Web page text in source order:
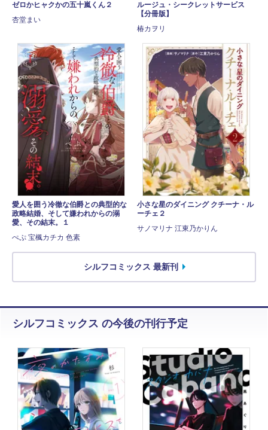
ゼロかヒャクかの五十嵐くん２
杏堂まい
ルージュ・シークレットサービス
【分冊版】
椿カヲリ
愛人を囲う冷徹な伯爵との典型的な
政略結婚、そして嫌われからの溺
愛、その結末。１
ぺぷ 宝楓カチカ 色素
小さな星のダイニング クチーナ・ル
ーチェ２
サノマリナ 江東乃かりん
シルフコミックス 最新刊
シルフコミックス の今後の刊行予定